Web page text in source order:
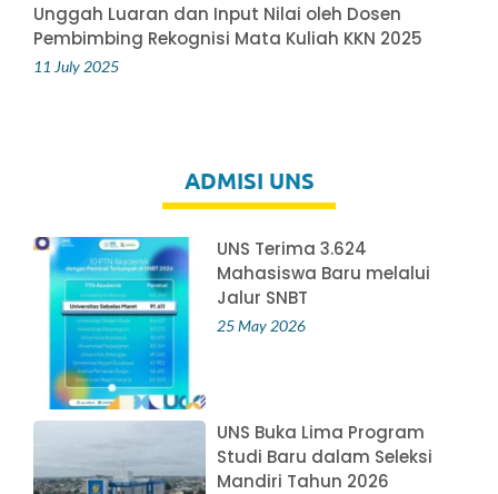
Unggah Luaran dan Input Nilai oleh Dosen
Pembimbing Rekognisi Mata Kuliah KKN 2025
11 July 2025
ADMISI UNS
UNS Terima 3.624
Mahasiswa Baru melalui
Jalur SNBT
25 May 2026
UNS Buka Lima Program
Studi Baru dalam Seleksi
Mandiri Tahun 2026